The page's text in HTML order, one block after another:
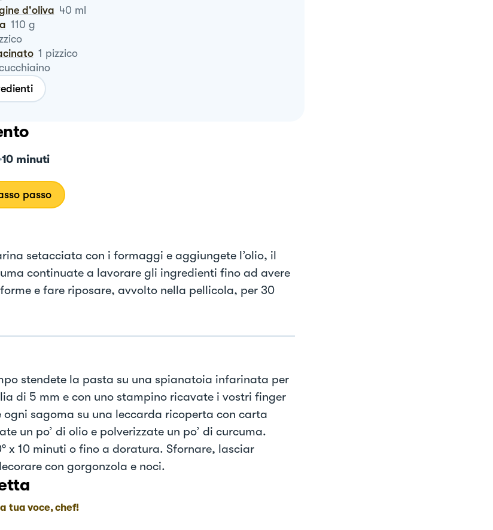
d'oliva 40 ml
110 g
1 pizzico
10 minuti
passo
setacciata con i formaggi e aggiungete l’olio, il
continuate a lavorare gli ingredienti fino ad avere
e fare riposare, avvolto nella pellicola, per 30
stendete la pasta su una spianatoia infarinata per
di 5 mm e con uno stampino ricavate i vostri finger
sagoma su una leccarda ricoperta con carta
un po’ di olio e polverizzate un po’ di curcuma.
x 10 minuti o fino a doratura. Sfornare, lasciar
con gorgonzola e noci.
tua voce, chef!